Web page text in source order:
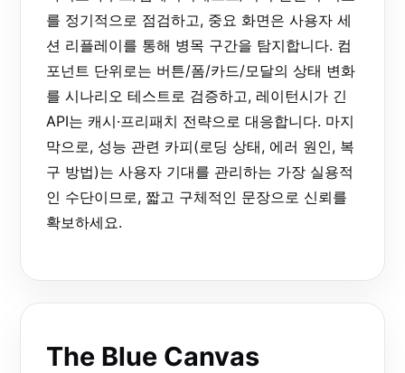
를 정기적으로 점검하고, 중요 화면은 사용자 세
션 리플레이를 통해 병목 구간을 탐지합니다. 컴
포넌트 단위로는 버튼/폼/카드/모달의 상태 변화
를 시나리오 테스트로 검증하고, 레이턴시가 긴
API는 캐시·프리패치 전략으로 대응합니다. 마지
막으로, 성능 관련 카피(로딩 상태, 에러 원인, 복
구 방법)는 사용자 기대를 관리하는 가장 실용적
인 수단이므로, 짧고 구체적인 문장으로 신뢰를
확보하세요.
The Blue Canvas